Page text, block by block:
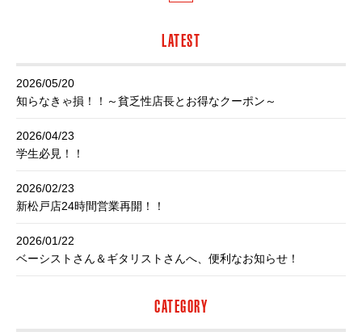
LATEST
2026/05/20
知らなきゃ損！！～貧乏性店長とお得なクーポン～
2026/04/23
学生必見！！
2026/02/23
新松戸店24時間営業再開！！
2026/01/22
ベーシストさん＆ギタリストさんへ、便利なお知らせ！
CATEGORY